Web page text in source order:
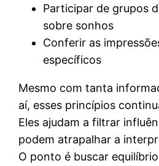
Participar de grupos
sobre sonhos
Conferir as
específicos
Mesmo com tanta
aí, esses princípios
Eles ajudam a filtrar
podem atrapalhar a
O ponto é buscar